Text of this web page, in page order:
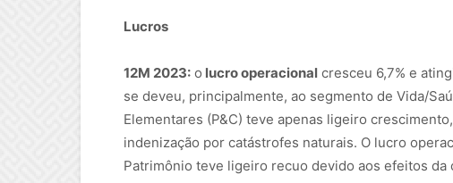
Lucros
12M 2023: o lucro operacional cresceu 6,7% e
se deveu, principalmente, ao segmento de Vida/
Elementares (P&C) teve apenas ligeiro
indenização por catástrofes naturais. O lucro
Patrimônio teve ligeiro recuo devido aos efeitos da